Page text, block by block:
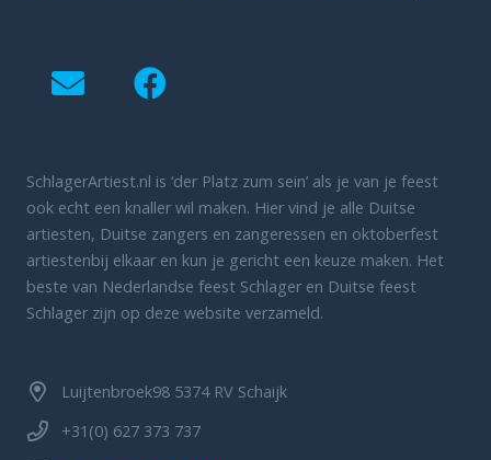
SchlagerArtiest.nl is ‘der Platz zum sein’ als je van je feest
ook echt een knaller wil maken. Hier vind je alle Duitse
artiesten, Duitse zangers en zangeressen en oktoberfest
artiestenbij elkaar en kun je gericht een keuze maken. Het
beste van Nederlandse feest Schlager en Duitse feest
Schlager zijn op deze website verzameld.
Luijtenbroek98 5374 RV Schaijk
+31(0) 627 373 737